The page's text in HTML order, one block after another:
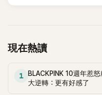
現在熱讀
1
BLACKPINK 10週年惹
大逆轉：更有好感了